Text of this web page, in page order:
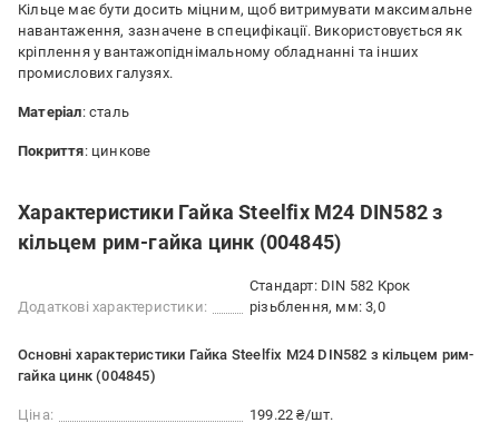
Кільце має бути досить міцним, щоб витримувати максимальне
навантаження, зазначене в специфікації. Використовується як
кріплення у вантажопіднімальному обладнанні та інших
промислових галузях.
Матеріал: сталь
Покриття: цинкове
Характеристики Гайка Steelfix М24 DIN582 з
кільцем рим-гайка цинк (004845)
Додаткові характеристики:
Стандарт: DIN 582 Крок
різьблення, мм: 3,0
Основні характеристики Гайка Steelfix М24 DIN582 з кільцем рим-
гайка цинк (004845)
Ціна:
199.22 ₴/шт.